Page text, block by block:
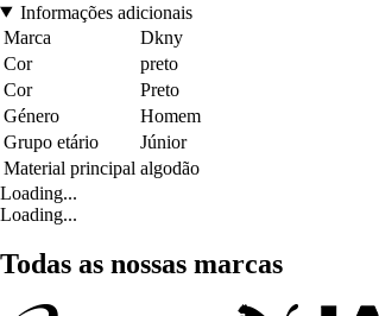
Informações adicionais
Marca
Dkny
Cor
preto
Cor
Preto
Género
Homem
Grupo etário
Júnior
Material principal algodão
Loading...
Loading...
Todas as nossas marcas